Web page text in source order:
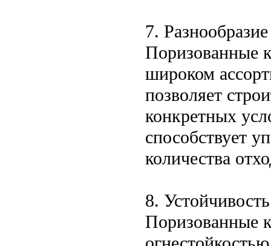
7.
Поризованные
широком
позволяет
конкретных
способствует
количества
8.
Поризованные